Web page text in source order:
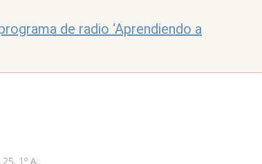
de radio ‘Aprendiendo a
1º A,